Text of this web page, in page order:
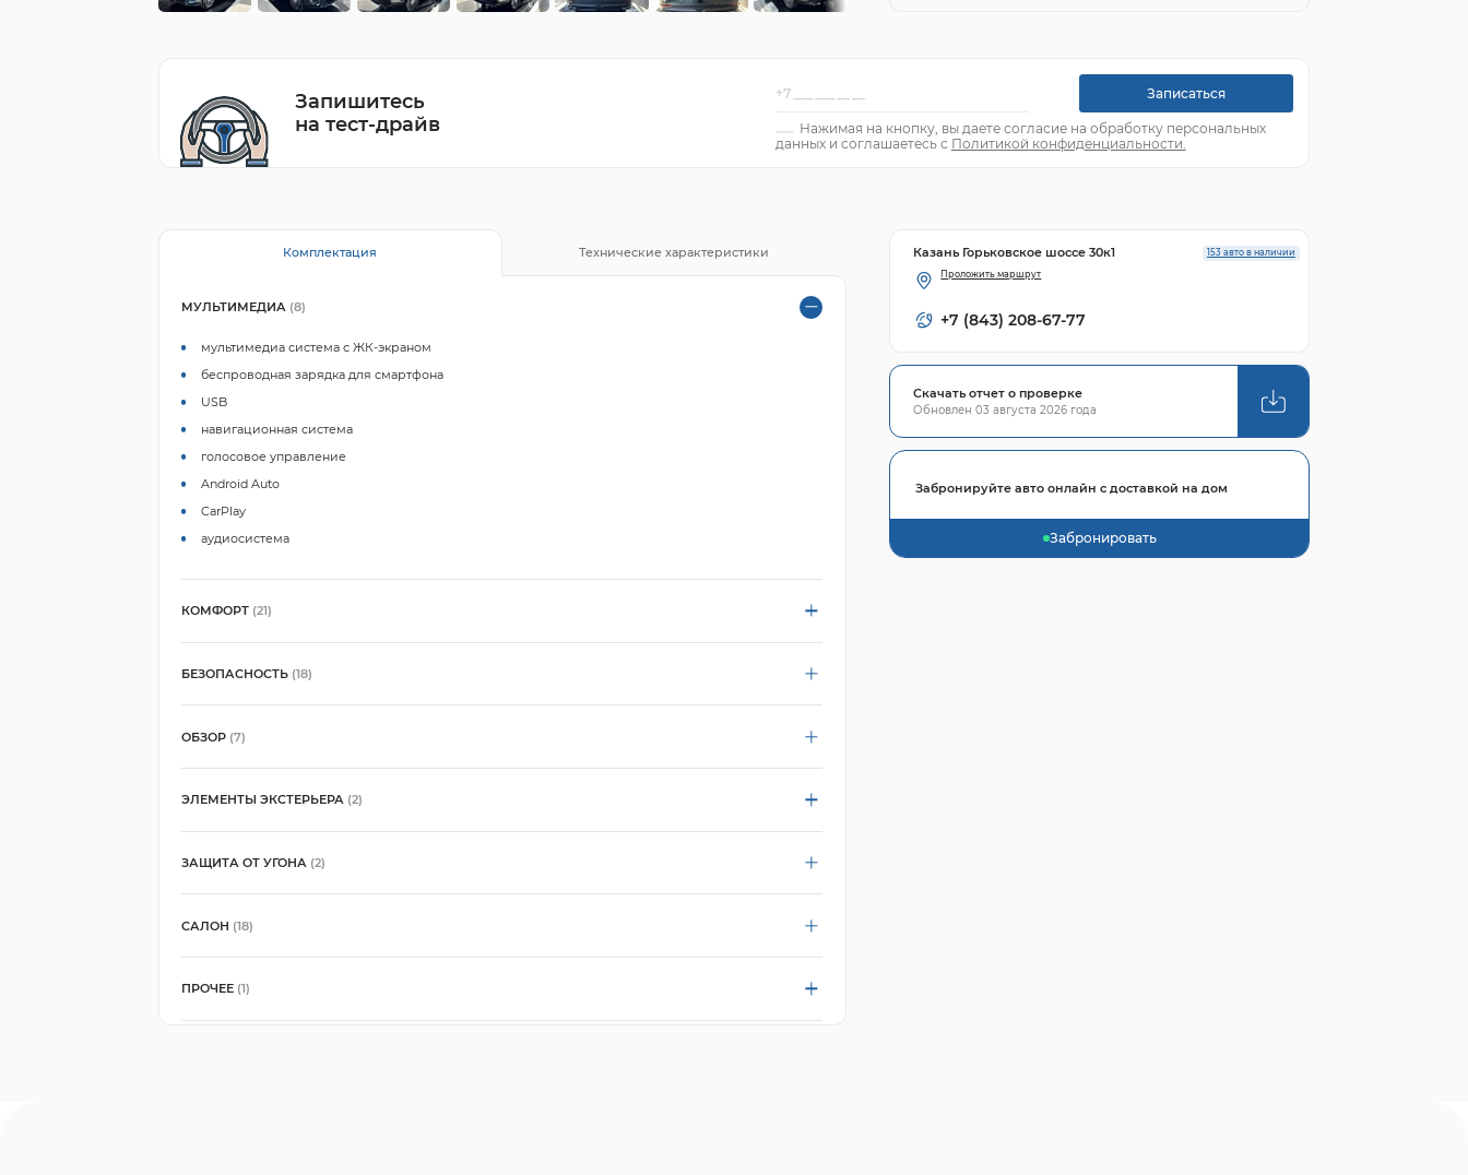
Запишитесь
на тест-драйв
Записаться
Нажимая на кнопку, вы даете согласие на обработку персональных
данных и соглашаетесь с Политикой конфиденциальности.
Комплектация Технические характеристики
МУЛЬТИМЕДИА (8)
мультимедиа система с ЖК-экраном
беспроводная зарядка для смартфона
USB
навигационная система
голосовое управление
Android Auto
CarPlay
аудиосистема
КОМФОРТ (21)
БЕЗОПАСНОСТЬ (18)
ОБЗОР (7)
ЭЛЕМЕНТЫ ЭКСТЕРЬЕРА (2)
ЗАЩИТА ОТ УГОНА (2)
САЛОН (18)
ПРОЧЕЕ (1)
153 авто в наличии
Казань Горьковское шоссе 30к1
Проложить маршрут
+7 (843) 208-67-77
Скачать отчет о проверке
Обновлен 03 августа 2026 года
Забронируйте авто онлайн с доставкой на дом
Забронировать